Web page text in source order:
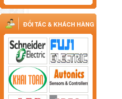
ĐỐI TÁC & KHÁCH HÀNG